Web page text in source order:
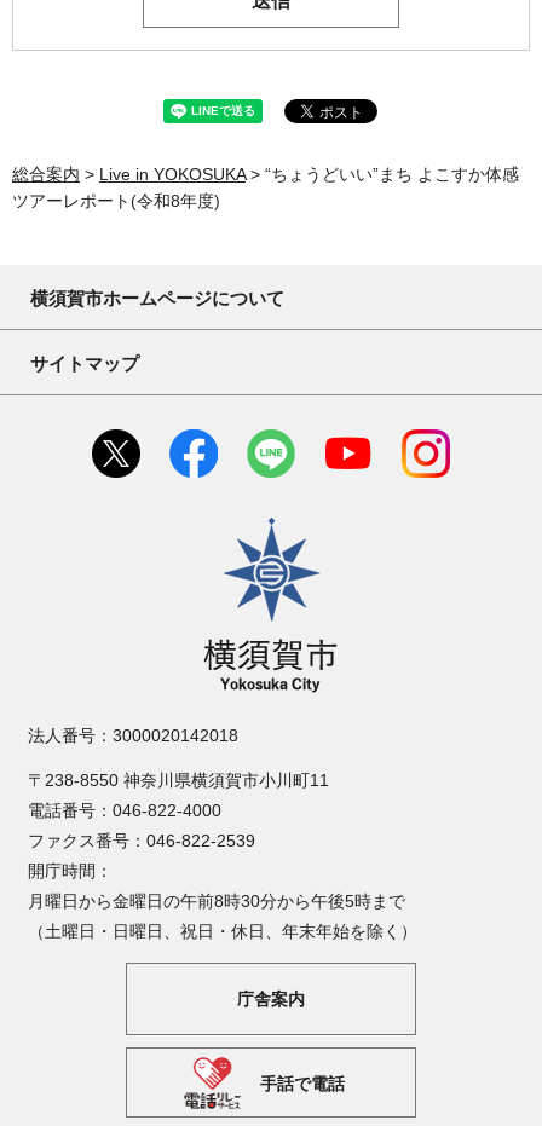
総合案内 > Live in YOKOSUKA> “ちょうどいい”まち よこすか体感
ツアーレポート(令和8年度)
横須賀市ホームページについて
サイトマップ
横須賀市
法人番号：3000020142018
〒238-8550 神奈川県横須賀市小川町11
電話番号：046-822-4000
ファクス番号：046-822-2539
開庁時間：
月曜日から金曜日の午前8時30分から午後5時まで
（土曜日・日曜日、祝日・休日、年末年始を除く）
庁舎案内
手話で電話